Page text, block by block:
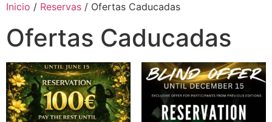
Inicio / Reservas / Ofertas Caducadas
Ofertas Caducadas